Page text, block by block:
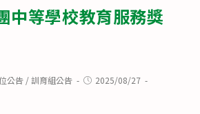
中等學校教育服務獎
公告 /訓育組公告
Post2025/08/27